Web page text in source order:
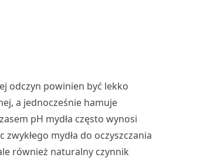
odczyn powinien być lekko
a jednocześnie hamuje
pH mydła często wynosi
mydła do oczyszczania
również naturalny czynnik